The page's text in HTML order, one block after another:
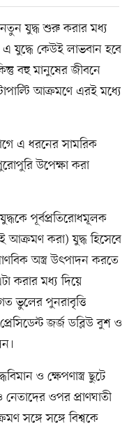
যুদ্ধ শুরু করার মধ্য
এ যুদ্ধে কেউই লাভবান হবে
বহু মানুষের জীবনে
আক্রমণে এরই মধ্যে
এ ধরনের সামরিক
উপেক্ষা করা
যুদ্ধকে পূর্বপ্রতিরোধমূলক
আক্রমণ করা) যুদ্ধ হিসেবে
অস্ত্র উৎপাদন করতে
করার মধ্য দিয়ে
ভুলের পুনরাবৃত্তি
জর্জ ডব্লিউ বুশ ও
ও ক্ষেপণাস্ত্র ছুটে
ওপর প্রাণঘাতী
সঙ্গে সঙ্গে বিশ্বকে